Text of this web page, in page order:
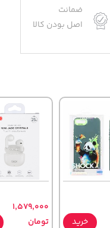
ضمانت
اصل بودن کالا
خرید
1,579,000
تومان